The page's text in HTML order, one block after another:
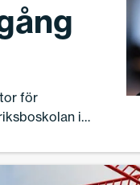
för
i
vissa